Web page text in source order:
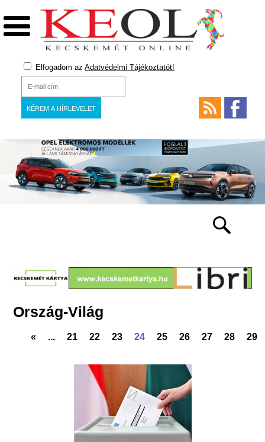
Elfogadom az Adatvédelmi Tájékoztatót!
Ország-Világ
« ... 21 22 23 24 25 26 27 28 29